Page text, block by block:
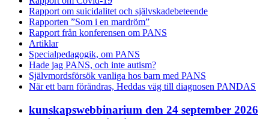
Rapport om suicidalitet och självskadebeteende
Rapporten ”Som i en mardröm”
Rapport från konferensen om PANS
Artiklar
Specialpedagogik, om PANS
Hade jag PANS, och inte autism?
Självmordsförsök vanliga hos barn med PANS
När ett barn förändras, Heddas väg till diagnosen PANDAS
kunskapswebbinarium den 24 september 2026